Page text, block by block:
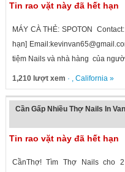
Tin rao vặt này đã hết hạn
MÁY CÀ THẺ: SPOTON
hạn]
tiệm Nails và nhà hàng của
1,210 lượt xem · , California»
Cần Gấp Nhiều Thợ Nails In
Tin rao vặt này đã hết hạn
CầnThợ! Tìm Thợ Nails cho